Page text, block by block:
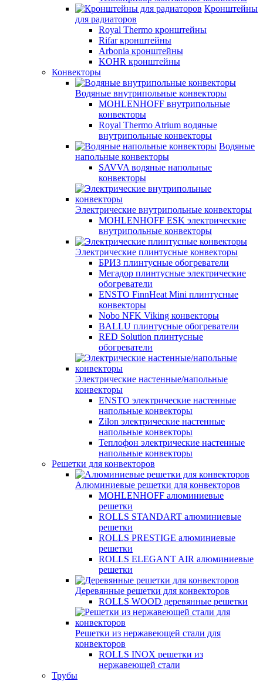
Кронштейны
для радиаторов
Royal Thermo кронштейны
Rifar кронштейны
Arbonia кронштейны
KOHR кронштейны
Конвекторы
Водяные внутрипольные конвекторы
MOHLENHOFF внутрипольные
конвекторы
Royal Thermo Atrium водяные
внутрипольные конвекторы
Водяные
напольные конвекторы
SAVVA водяные напольные
конвекторы
Электрические внутрипольные конвекторы
MOHLENHOFF ESK электрические
внутрипольные конвекторы
Электрические плинтусные конвекторы
БРИЗ плинтусные обогреватели
Мегадор плинтусные электрические
обогреватели
ENSTO FinnHeat Mini плинтусные
конвекторы
Nobo NFK Viking конвекторы
BALLU плинтусные обогреватели
RED Solution плинтусные
обогреватели
Электрические настенные/напольные
конвекторы
ENSTO электрические настенные
напольные конвекторы
Zilon электрические настенные
напольные конвекторы
Теплофон электрические настенные
напольные конвекторы
Решетки для конвекторов
Алюминиевые решетки для конвекторов
MOHLENHOFF алюминиевые
решетки
ROLLS STANDART алюминиевые
решетки
ROLLS PRESTIGE алюминиевые
решетки
ROLLS ELEGANT AIR алюминиевые
решетки
Деревянные решетки для конвекторов
ROLLS WOOD деревянные решетки
Решетки из нержавеющей стали для
конвекторов
ROLLS INOX решетки из
нержавеющей стали
Трубы